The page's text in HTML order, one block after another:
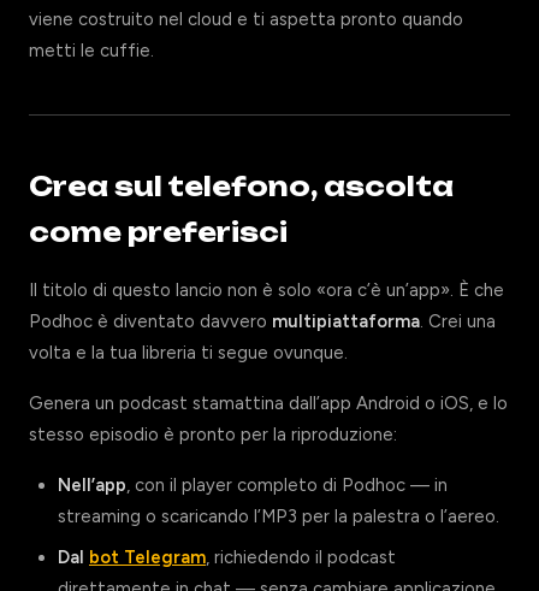
viene costruito nel cloud e ti aspetta pronto quando
metti le cuffie.
Crea sul telefono, ascolta
come preferisci
Il titolo di questo lancio non è solo «ora c’è un’app». È che
Podhoc è diventato davvero multipiattaforma. Crei una
volta e la tua libreria ti segue ovunque.
Genera un podcast stamattina dall’app Android o iOS, e lo
stesso episodio è pronto per la riproduzione:
Nell’app, con il player completo di Podhoc — in
streaming o scaricando l’MP3 per la palestra o l’aereo.
Dal bot Telegram, richiedendo il podcast